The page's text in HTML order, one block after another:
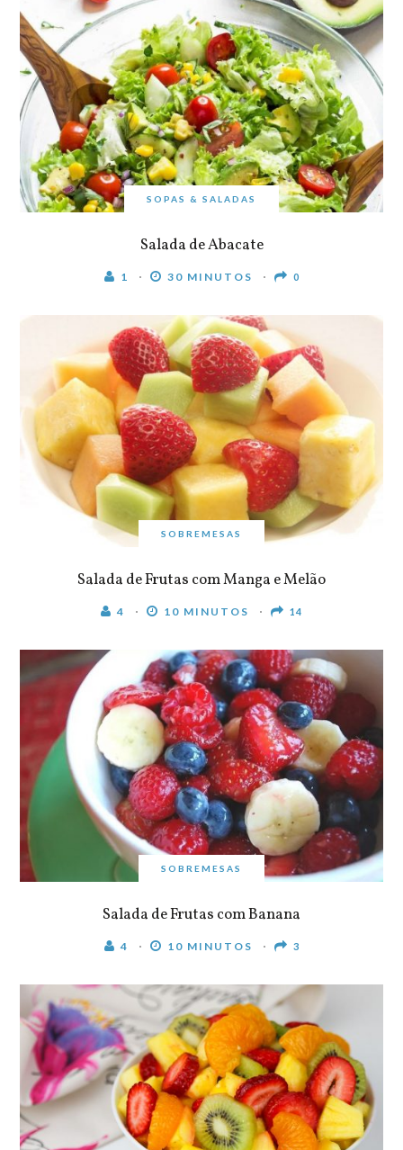
SOPAS & SALADAS
Salada de Abacate
1 30 MINUTOS 0
SOBREMESAS
Salada de Frutas com Manga e Melão
4 10 MINUTOS 14
SOBREMESAS
Salada de Frutas com Banana
4 10 MINUTOS 3